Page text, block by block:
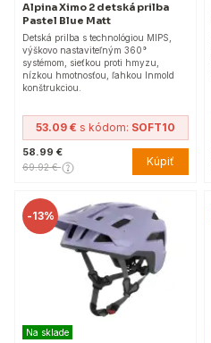
Alpina Ximo 2 detská prilba
Pastel Blue Matt
Detská prilba s technológiou MIPS,
výškovo nastaviteľným 360°
systémom, sieťkou proti hmyzu,
nízkou hmotnosťou, ľahkou Inmold
konštrukciou.
53.09 € s kódom: SOFT10
58.99 €
69.92 € Kúpiť
-13%
Na sklade